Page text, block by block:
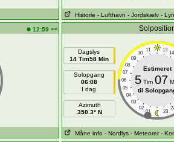
Historie - Lufthavn - Jordskælv - Lyn
12:59 am
Dagslys
14 Tim58 Min
Solopgang
06:08
I dag
Azimuth
350.3° N
11 13
10
14
09
08
07
06
05
04
03
02
01 23
Estimeret
5 Tim 07
til
Måne info - Nordlys - Meteorer -